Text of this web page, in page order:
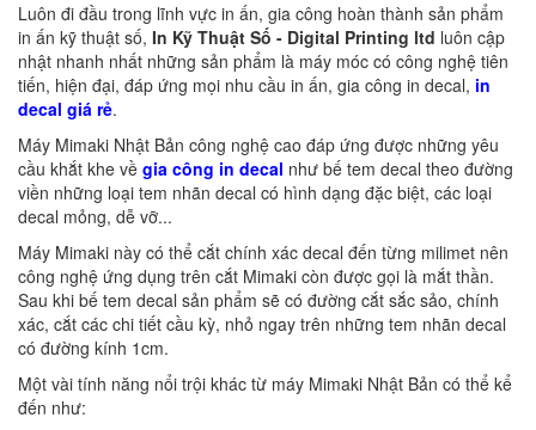
Luôn đi đầu trong lĩnh vực in ấn, gia công hoàn thành sản phẩm
in ấn kỹ thuật số, In Kỹ Thuật Số - Digital Printing ltd luôn cập
nhật nhanh nhất những sản phẩm là máy móc có công nghệ tiên
tiến, hiện đại, đáp ứng mọi nhu cầu in ấn, gia công in decal, in
decal giá rẻ.
Máy Mimaki Nhật Bản công nghệ cao đáp ứng được những yêu
cầu khắt khe về gia công in decal như bế tem decal theo đường
viền những loại tem nhãn decal có hình dạng đặc biệt, các loại
decal mỏng, dễ vỡ...
Máy Mimaki này có thể cắt chính xác decal đến từng milimet nên
công nghệ ứng dụng trên cắt Mimaki còn được gọi là mắt thần.
Sau khi bế tem decal sản phẩm sẽ có đường cắt sắc sảo, chính
xác, cắt các chi tiết cầu kỳ, nhỏ ngay trên những tem nhãn decal
có đường kính 1cm.
Một vài tính năng nổi trội khác từ máy Mimaki Nhật Bản có thể kể
đến như: